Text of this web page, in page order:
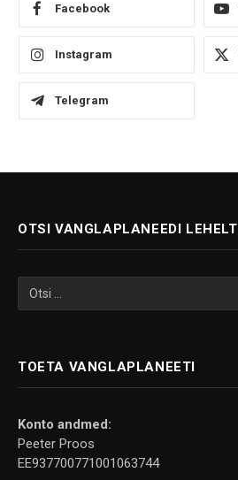
Facebook
Instagram
Telegram
OTSI VANGLAPLANEEDI LEHELT
TOETA VANGLAPLANEETI
Konto andmed:
Peeter Proos
EE937700771001063744